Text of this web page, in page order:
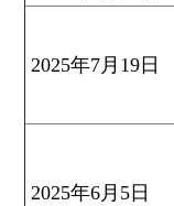
2025年7月19日
2025年6月5日